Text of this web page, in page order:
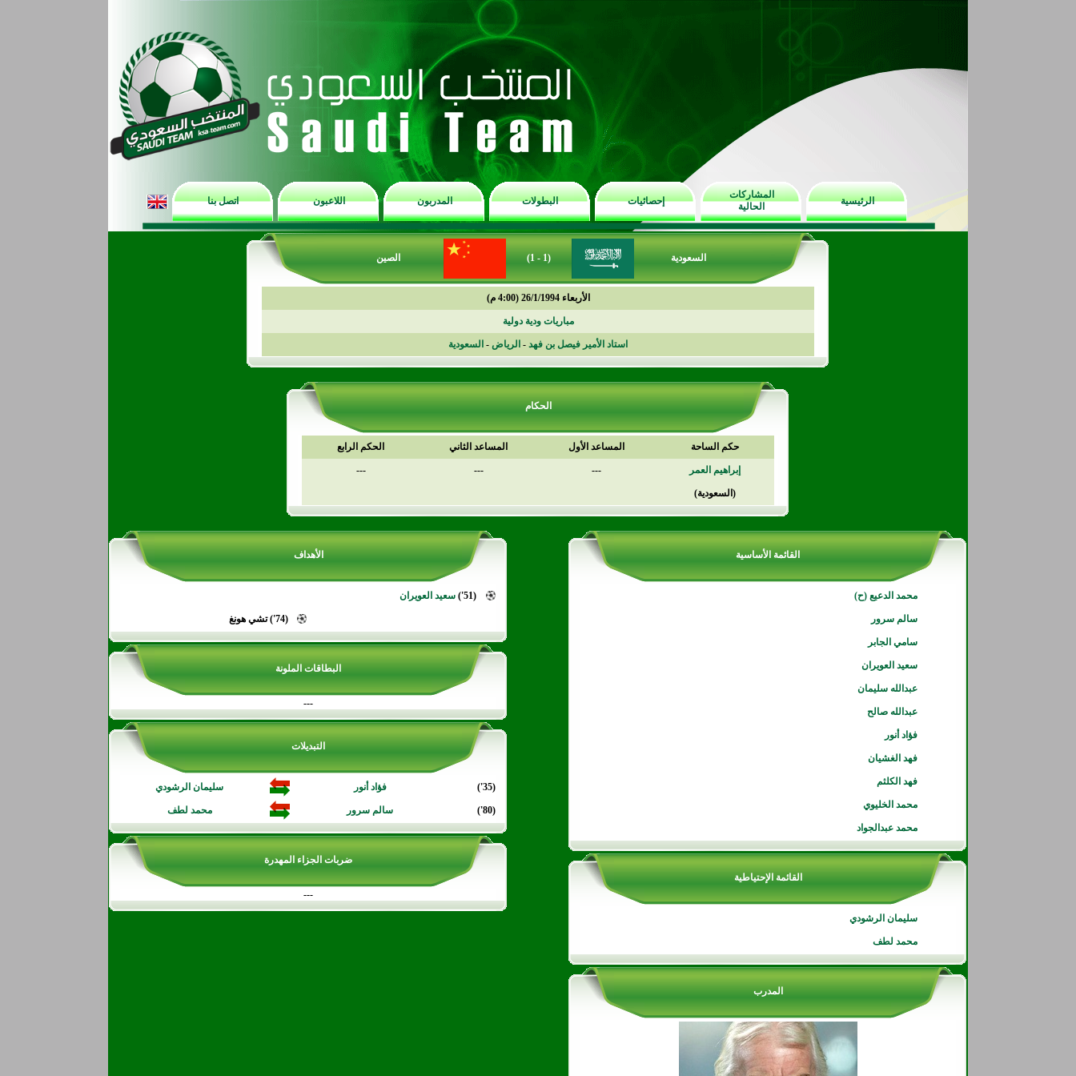
الرئيسية
المشاركات
الحالية
إحصائيات البطولات المدربون اللاعبون اتصل بنا
السعودية (1 - 1) الصين
الأربعاء 26/1/1994 (4:00 م)
مباريات ودية دولية
استاد الأمير فيصل بن فهد - الرياض - السعودية
الحكام
حكم الساحة المساعد الأول المساعد الثاني الحكم الرابع
إبراهيم العمر ---
---
---
(السعودية)
القائمة الأساسية
محمد الدعيع (ح)
سالم سرور
سامي الجابر
سعيد العويران
عبدالله سليمان
عبدالله صالح
فؤاد أنور
فهد الغشيان
فهد الكلثم
محمد الخليوي
محمد عبدالجواد
القائمة الإحتياطية
سليمان الرشودي
محمد لطف
المدرب
الأهداف
(51') سعيد العويران
(74') تشي هونغ
البطاقات الملونة
---
التبديلات
(35') فؤاد أنور سليمان الرشودي
(80') سالم سرور محمد لطف
ضربات الجزاء المهدرة
---